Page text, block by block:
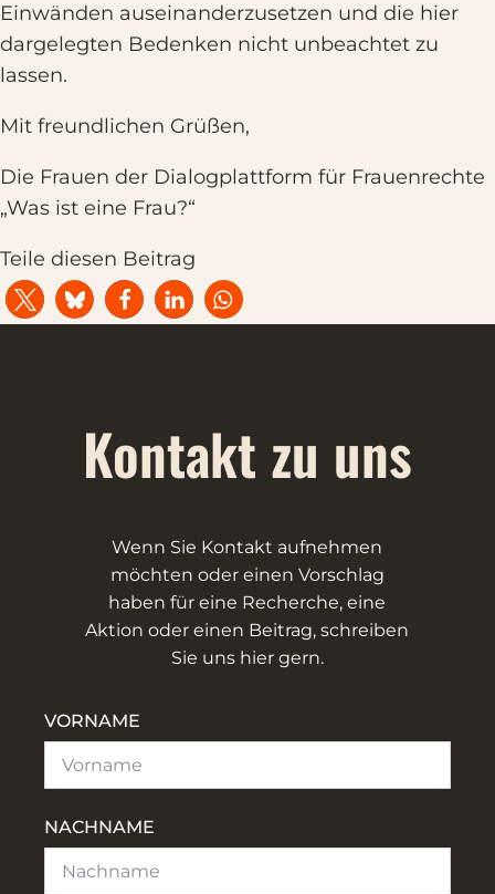
Einwänden auseinanderzusetzen und die hier
dargelegten Bedenken nicht unbeachtet zu
lassen.
Mit freundlichen Grüßen,
Die Frauen der Dialogplattform für Frauenrechte
„Was ist eine Frau?“
Teile diesen Beitrag
Kontakt zu uns
Wenn Sie Kontakt aufnehmen
möchten oder einen Vorschlag
haben für eine Recherche, eine
Aktion oder einen Beitrag, schreiben
Sie uns hier gern.
VORNAME
NACHNAME